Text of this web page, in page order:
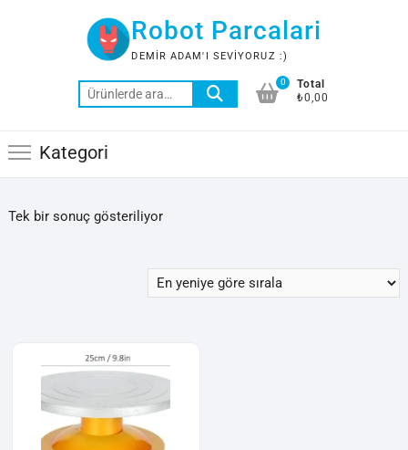
Robot Parcalari
DEMIR ADAM'I SEVIYORUZ :)
Ara:
0
Total
₺0,00
Kategori
Tek bir sonuç gösteriliyor